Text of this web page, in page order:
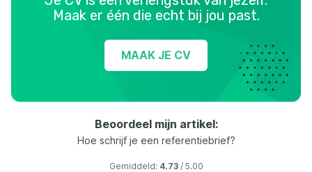
Maak er één die echt bij jou past.
MAAK JE CV
Beoordeel mijn artikel:
Hoe schrijf je een referentiebrief?
Gemiddeld: 4.73/ 5.00